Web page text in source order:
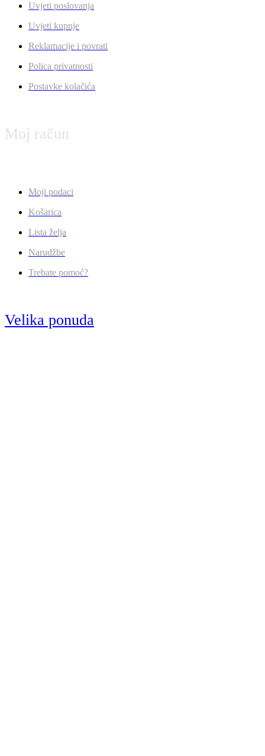
Uvjeti poslovanja
Uvjeti kupnje
Reklamacije i povrati
Polica privatnosti
Postavke kolačića
Moj račun
Moji podaci
Košarica
Lista želja
Narudžbe
Trebate pomoć?
Velika ponuda